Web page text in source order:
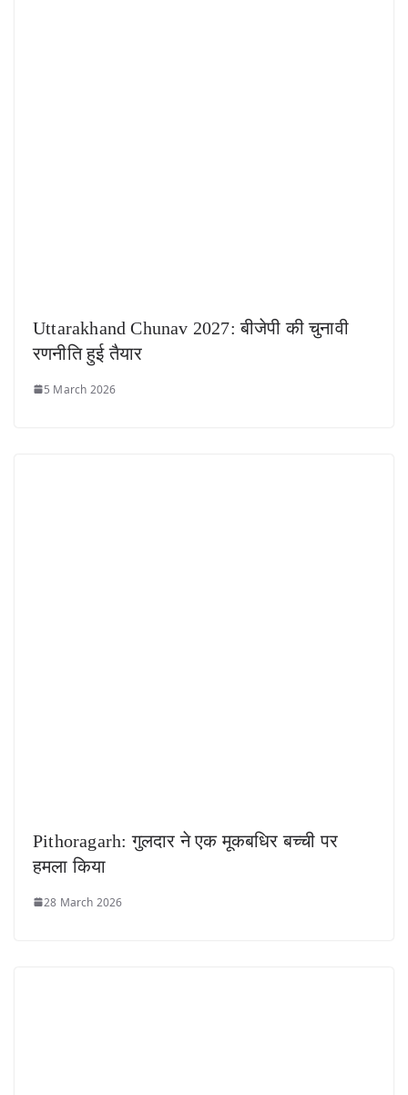
Uttarakhand Chunav 2027: बीजेपी की चुनावी
रणनीति हुई तैयार
5 March 2026
Pithoragarh: गुलदार ने एक मूकबधिर बच्ची पर
हमला किया
28 March 2026